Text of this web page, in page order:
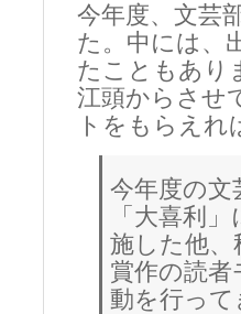
今年度、文芸
た。中には、
たこともあり
江頭からさせ
トをもらえ
今年度の
「大喜利
施した他、
賞作の読
動を行って